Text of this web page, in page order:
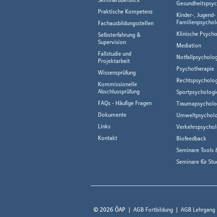
Praktische Kompetenz
Fachausbildungsstellen
Selbsterfahrung &
Supervision
Fallstudie und
Projektarbeit
Wissensprüfung
Kommissionelle
Abschlussprüfung
FAQs - Häufige Fragen
Dokumente
Links
Kontakt
Kinder-, Jugend-
Klinische
Mediation
Psychotherapie
Biofeedback
Seminare Tools
Seminare für
© 2026 ÖAP AGB Fortbildung AGB Lehrgang